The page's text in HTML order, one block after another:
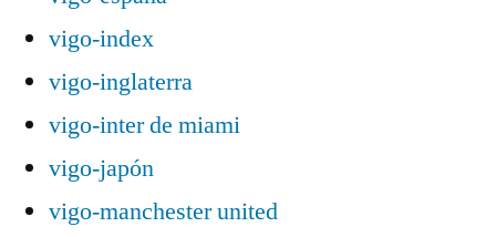
vigo-index
vigo-inglaterra
vigo-inter de miami
vigo-japón
vigo-manchester united